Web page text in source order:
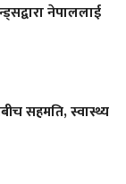
नेपाललाई
सहमति, स्वास्थ्य